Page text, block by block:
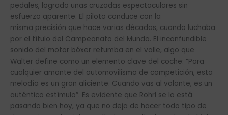
pedales, logrado unas cruzadas espectaculares sin
esfuerzo aparente. El piloto conduce con la
misma precisión que hace varias décadas, cuando luchaba
por el título del Campeonato del Mundo. El inconfundible
sonido del motor bóxer retumba en el valle, algo que
Walter define como un elemento clave del coche: “Para
cualquier amante del automovilismo de competición, esta
melodía es un gran aliciente. Cuando vas al volante, es un
auténtico estímulo”. Es evidente que Rohrl se lo está
pasando bien hoy, ya que no deja de hacer todo tipo de